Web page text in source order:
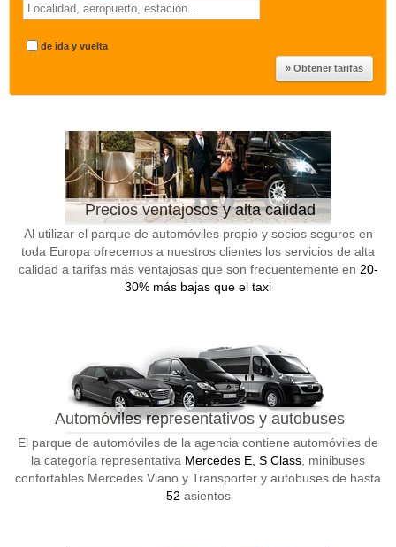
de ida y vuelta
Precios ventajosos y alta calidad
Al utilizar el parque de automóviles propio y socios seguros en
toda Europa ofrecemos a nuestros clientes los servicios de alta
calidad a tarifas más ventajosas que son frecuentemente en 20-
30% más bajas que el taxi
Automóviles representativos y autobuses
El parque de automóviles de la agencia contiene automóviles de
la categoría representativa Mercedes E, S Class , minibuses
confortables Mercedes Viano y Transporter y autobuses de hasta
52 asientos